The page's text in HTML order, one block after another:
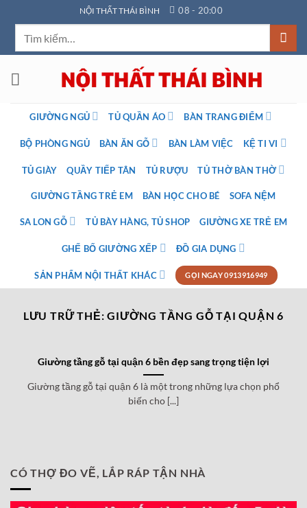
qua
dung
NỘI THẤT THÁI BÌNH 08 - 20:00
GIƯỜNG NGỦ TỦ QUẦN ÁO BÀN TRANG ĐIỂM
BỘ PHÒNG NGỦ BÀN ĂN GỖ BÀN LÀM VIỆC KỆ TI VI
TỦ GIÀY QUẦY TIẾP TÂN TỦ RƯỢU TỦ THỜ BÀN THỜ
GIƯỜNG TẦNG TRẺ EM BÀN HỌC CHO BÉ SOFA NỆM
SA LON GỖ TỦ BÀY HÀNG, TỦ SHOP GIƯỜNG XE TRẺ EM
GHẾ BỐ GIƯỜNG XẾP ĐỒ GIA DỤNG
SẢN PHẨM NỘI THẤT KHÁC GỌI NGAY 0913916949
LƯU TRỮ THẺ:GIƯỜNG TẦNG GỖ TẠI QUẬN 6
Giường tầng gỗ tại quận 6 bền đẹp sang trọng tiện lợi
Giường tầng gỗ tại quận 6 là một trong những lựa chọn phổ
biến cho [...]
CÓ THỢ ĐO VẼ, LẮP RÁP TẬN NHÀ